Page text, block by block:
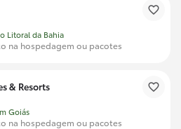
Litoral da Bahia
na hospedagem ou pacotes
& Resorts
Goiás
na hospedagem ou pacotes